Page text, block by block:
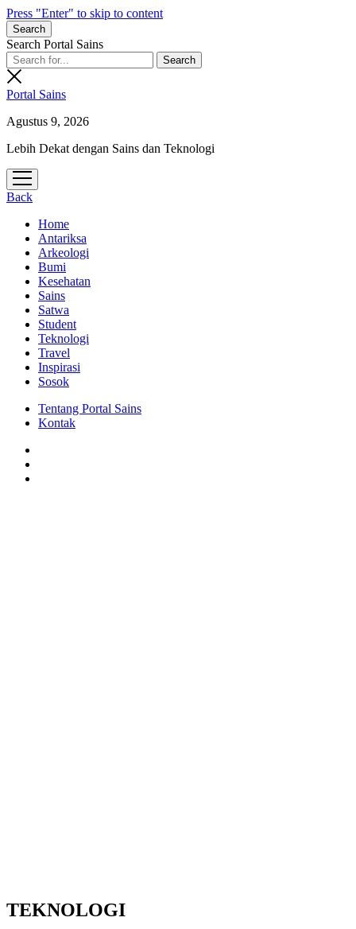
Press "Enter" to skip to content
Search
Search Portal Sains
Portal Sains
Agustus 9, 2026
Lebih Dekat dengan Sains dan Teknologi
open
menu
Back
Home
Antariksa
Arkeologi
Bumi
Kesehatan
Sains
Satwa
Student
Teknologi
Travel
Inspirasi
Sosok
Tentang Portal Sains
Kontak
TEKNOLOGI